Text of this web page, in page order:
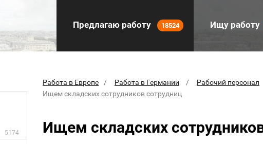
Предлагаю работу 18524 Ищу работу
5174
Работа в Европе Работа в Германии Рабочий персонал
Ищем складских сотрудников сотрудниц
Ищем складских